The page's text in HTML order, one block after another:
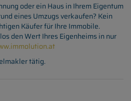
oder ein Haus in Ihrem Eigentum
eines Umzugs verkaufen? Kein
Käufer für Ihre Immobile.
den Wert Ihres Eigenheims in nur
tätig.